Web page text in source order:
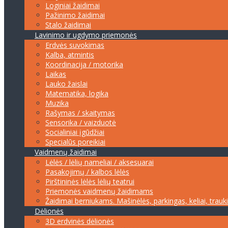
Loginiai žaidimai
Pažinimo žaidimai
Stalo žaidimai
Lavinimo ir ugdymo priemonės
Erdvės suvokimas
Kalba, atmintis
Koordinacija / motorika
Laikas
Lauko žaislai
Matematika, logika
Muzika
Rašymas / skaitymas
Sensorika / vaizduotė
Socialiniai įgūdžiai
Specialūs poreikiai
Vaidmenų žaidimai
Lėlės / lėlių nameliai / aksesuarai
Pasakojimų / kalbos lėlės
Pirštininės lėlės lėlių teatrui
Priemonės vaidmenų žaidimams
Žaidimai berniukams. Mašinėlės, parkingas, keliai,
Dėlionės
3D erdvinės dėlionės